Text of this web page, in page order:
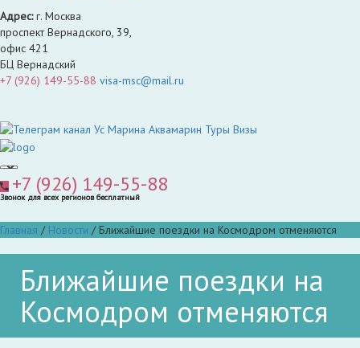
Адрес:г. Москва
проспект Вернадского, 39,
офис 421
БЦ Вернадский
+7 (926) 149-55-88 visa-msc@mail.ru
+7 (926) 149-55-88
Звонок для всех регионов бесплатный
Главная / Новости / Ближайшие поездки на Космодром отменяются
Ближайшие поездки на
Космодром отменяются